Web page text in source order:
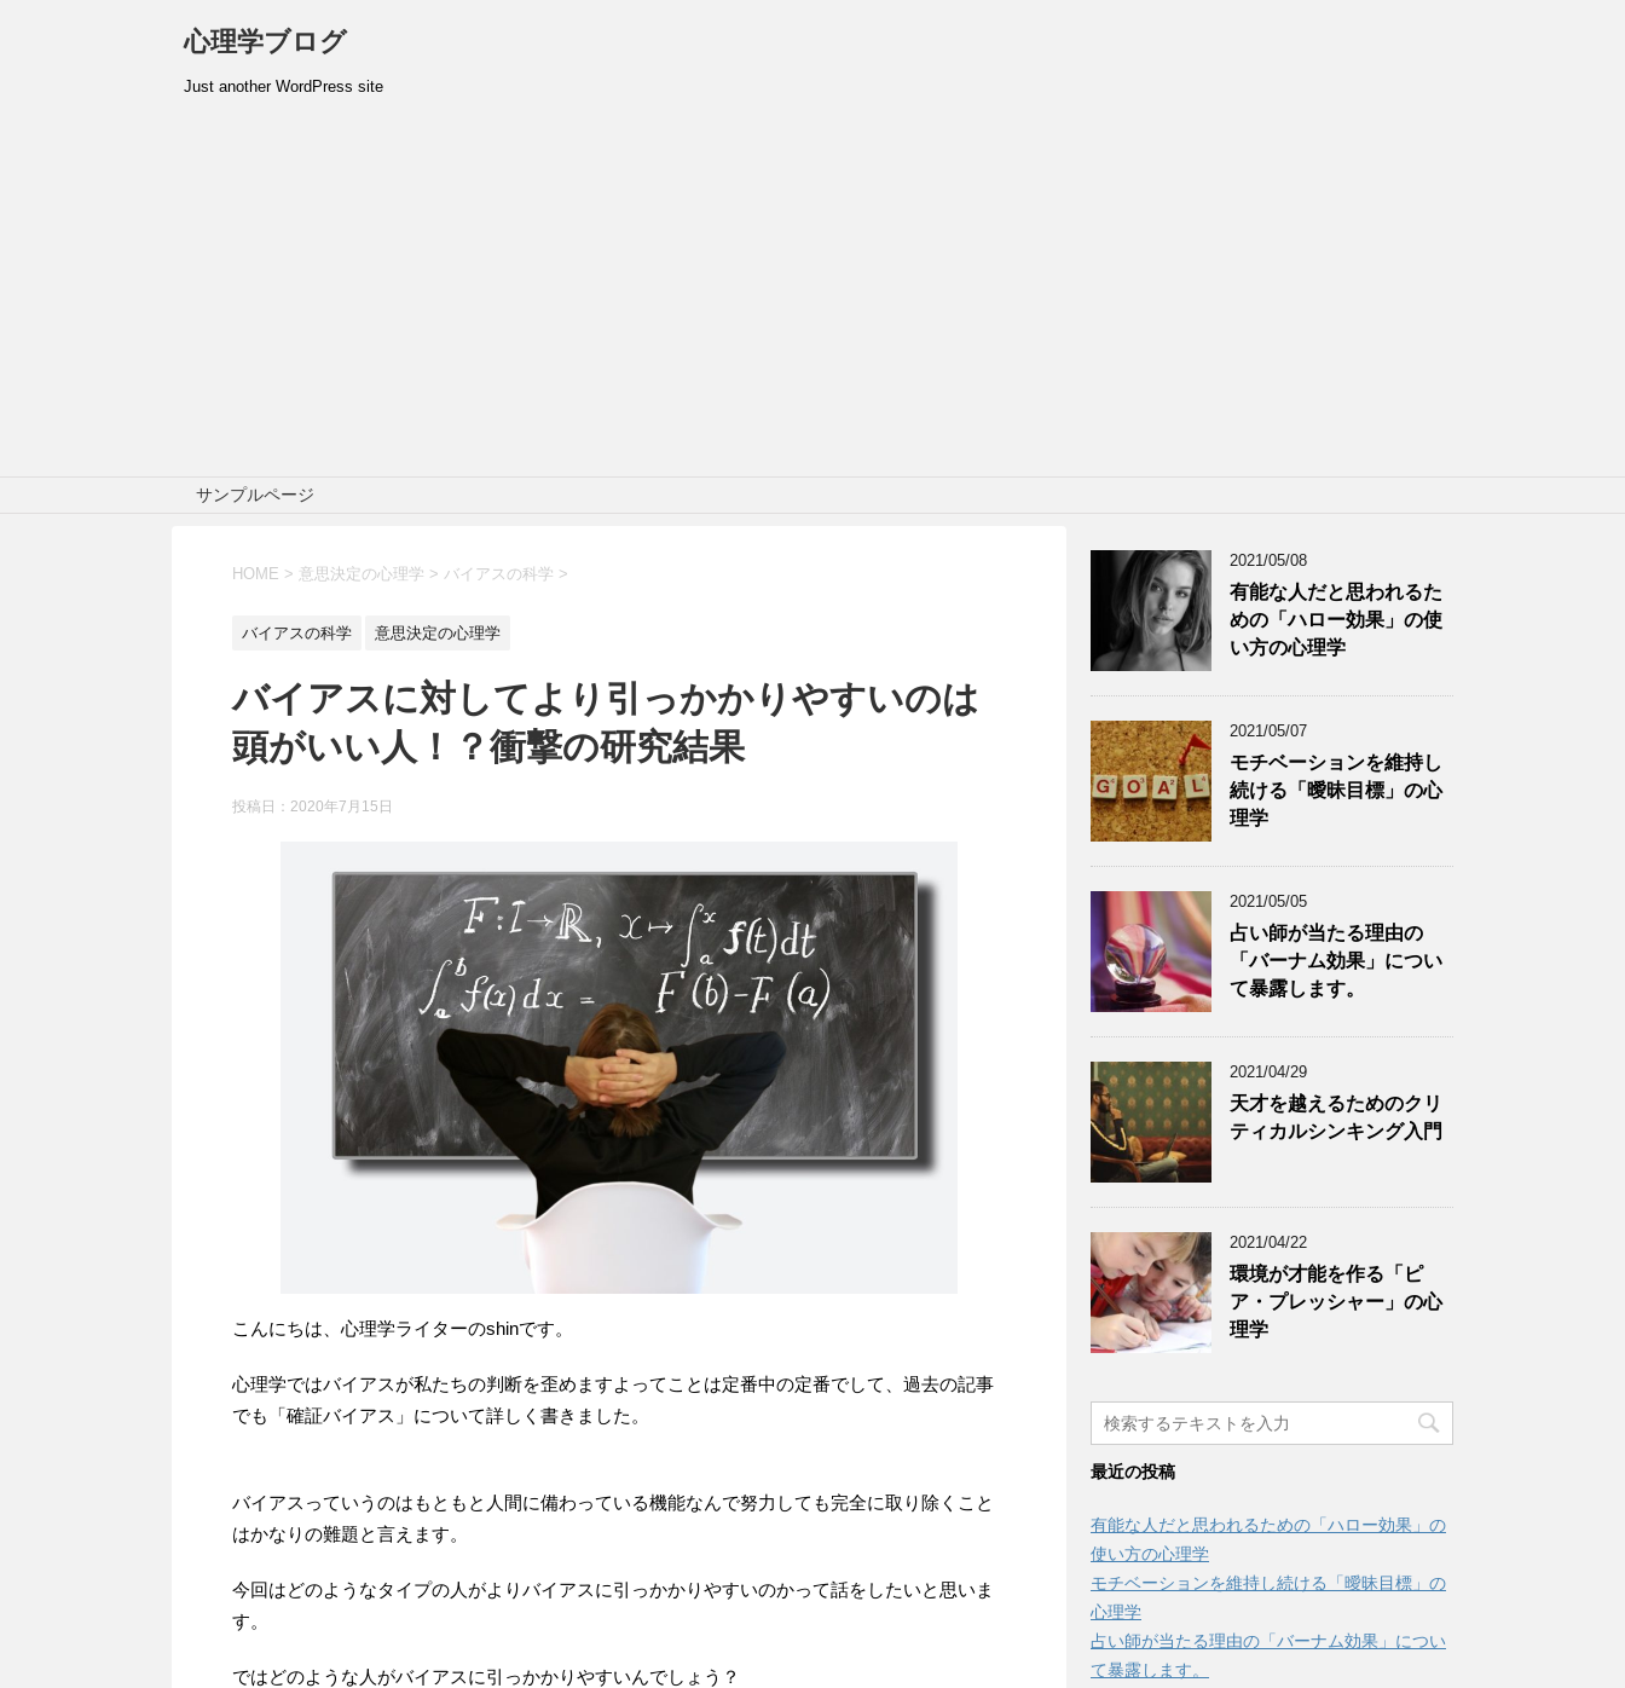
心理学ブログ
Just another WordPress site
サンプルページ
HOME > 意思決定の心理学 > バイアスの科学 >
バイアスの科学 意思決定の心理学
バイアスに対してより引っかかりやすいのは
頭がいい人！？衝撃の研究結果
投稿日： 2020年7月15日
こんにちは、心理学ライターのshinです。
心理学ではバイアスが私たちの判断を歪めますよってことは定番中の定番でして、過去の記事
でも「確証バイアス」について詳しく書きました。
バイアスっていうのはもともと人間に備わっている機能なんで努力しても完全に取り除くこと
はかなりの難題と言えます。
今回はどのようなタイプの人がよりバイアスに引っかかりやすいのかって話をしたいと思いま
す。
ではどのような人がバイアスに引っかかりやすいんでしょう？
2021/05/08
有能な人だと思われるた
めの「ハロー効果」の使
い方の心理学
2021/05/07
モチベーションを維持し
続ける「曖昧目標」の心
理学
2021/05/05
占い師が当たる理由の
「バーナム効果」につい
て暴露します。
2021/04/29
天才を越えるためのクリ
ティカルシンキング入門
2021/04/22
環境が才能を作る「ピ
ア・プレッシャー」の心
理学
最近の投稿
有能な人だと思われるための「ハロー効果」の
使い方の心理学
モチベーションを維持し続ける「曖昧目標」の
心理学
占い師が当たる理由の「バーナム効果」につい
て暴露します。